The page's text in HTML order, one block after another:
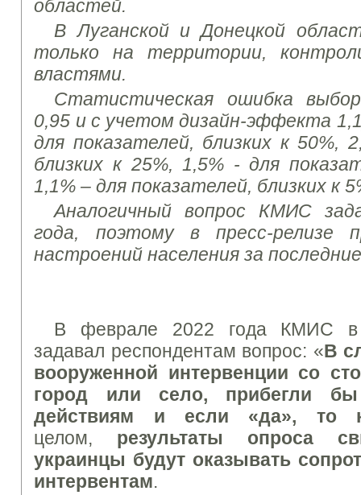
областей.
В Луганской и Донецкой
только на территории,
властями.
Статистическая ошибка
0,95 и с учетом дизайн-эффекта
для показателей, близких к 50%,
близких к 25%, 1,5% - для
1,1% – для показателей, близких к
Аналогичный вопрос КМИС
года, поэтому в пресс-релизе
настроений населения за
В феврале 2022 года КМИС в
задавал респондентам вопрос: «В
вооруженной интервенции со
город или село, прибегли
действиям и если «да», то
целом, результаты опроса
украинцы будут оказывать
интервентам.